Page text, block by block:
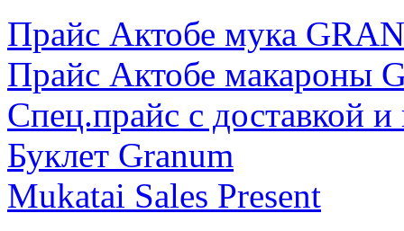
Прайс Актобе мука
Прайс Актобе
Спец.прайс с доставкой
Буклет Granum
Mukatai Sales Present